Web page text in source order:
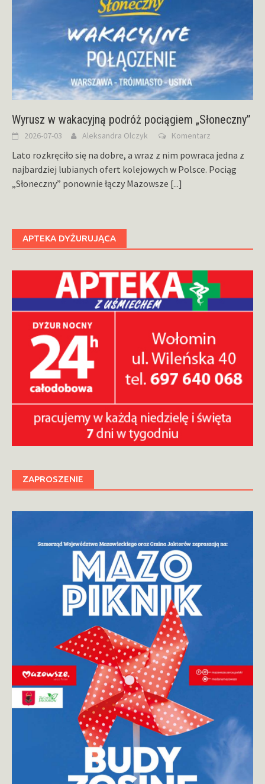
Wyrusz w wakacyjną podróż pociągiem „Słoneczny”
2026-07-03 Aleksandra Olczyk Komentarz
Lato rozkręciło się na dobre, a wraz z nim powraca jedna z
najbardziej lubianych ofert kolejowych w Polsce. Pociąg
„Słoneczny” ponownie łączy Mazowsze [...]
APTEKA DYŻURUJĄCA
ZAPROSZENIE